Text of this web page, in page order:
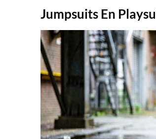
Jumpsuits En